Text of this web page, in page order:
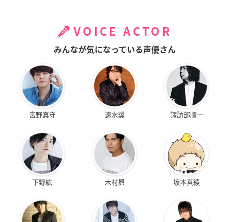
VOICE ACTOR
みんなが気になっている声優さん
宮野真守 速水奨 諏訪部順一
下野紘 木村昴 坂本真綾